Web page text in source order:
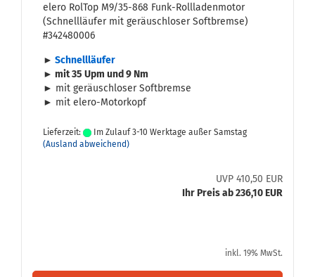
elero Rol­Top M9/35-​868 Funk-​Roll­la­den­mo­tor
(Schnell­läu­fer mit ge­räusch­lo­ser Soft­brem­se)
#342480006
► Schnell­läu­fer
► mit 35 Upm und 9 Nm
► mit ge­räusch­lo­ser Soft­brem­se
► mit elero-​Motorkopf
Lieferzeit:
Im Zulauf 3-10 Werktage außer Samstag
(Ausland abweichend)
UVP 410,50 EUR
Ihr Preis ab 236,10 EUR
inkl. 19% MwSt.